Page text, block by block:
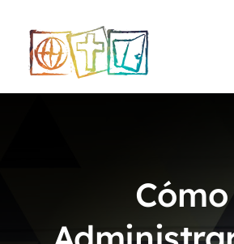
content
Cómo